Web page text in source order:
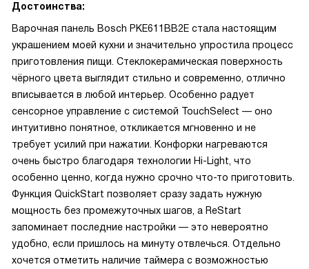
Достоинства:
Варочная панель Bosch PKE611BB2E стала настоящим
украшением моей кухни и значительно упростила процесс
приготовления пищи. Стеклокерамическая поверхность
чёрного цвета выглядит стильно и современно, отлично
вписывается в любой интерьер. Особенно радует
сенсорное управление с системой TouchSelect — оно
интуитивно понятное, откликается мгновенно и не
требует усилий при нажатии. Конфорки нагреваются
очень быстро благодаря технологии Hi-Light, что
особенно ценно, когда нужно срочно что-то приготовить.
Функция QuickStart позволяет сразу задать нужную
мощность без промежуточных шагов, а ReStart
запоминает последние настройки — это невероятно
удобно, если пришлось на минуту отвлечься. Отдельно
хочется отметить наличие таймера с возможностью